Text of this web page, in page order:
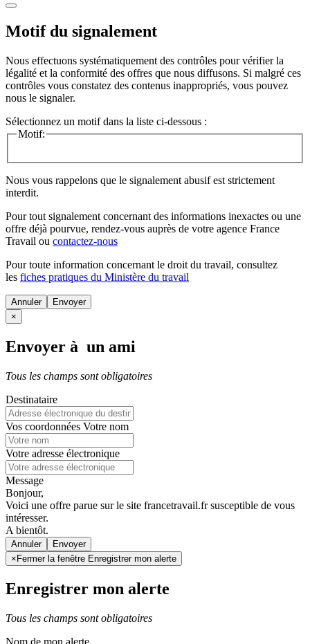
Motif du signalement
Nous effectuons systématiquement des contrôles pour vérifier la
légalité et la conformité des offres que nous diffusons. Si malgré ces
contrôles vous constatez des contenus inappropriés, vous pouvez
nous le signaler.
Sélectionnez un motif dans la liste ci-dessous :
Motif:
Nous vous rappelons que le signalement abusif est strictement
interdit.
Pour tout signalement concernant des informations inexactes ou une
offre déjà pourvue, rendez-vous auprès de votre agence France
Travail ou contactez-nous
Pour toute information concernant le droit du travail, consultez
les fiches pratiques du Ministère du travail
Annuler
×
Envoyer à un ami
Tous les champs sont obligatoires
Destinataire
Vos coordonnées Votre nom
Votre adresse électronique
Message
Bonjour,
Voici une offre parue sur le site francetravail.fr susceptible de vous
intéresser.
A bientôt.
Annuler
× Fermer la fenêtre Enregistrer mon alerte
Enregistrer mon alerte
Tous les champs sont obligatoires
Nom de mon alerte